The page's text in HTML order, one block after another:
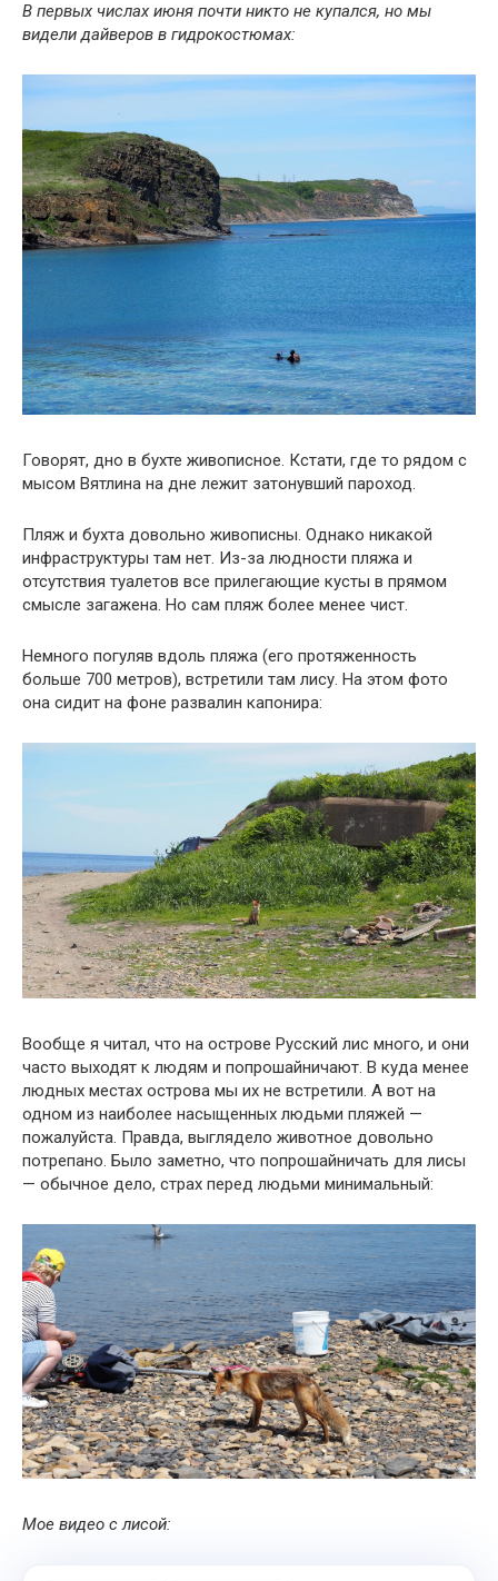
В первых числах июня почти никто не купался, но мы
видели дайверов в гидрокостюмах:
Говорят, дно в бухте живописное. Кстати, где то рядом с
мысом Вятлина на дне лежит затонувший пароход.
Пляж и бухта довольно живописны. Однако никакой
инфраструктуры там нет. Из-за людности пляжа и
отсутствия туалетов все прилегающие кусты в прямом
смысле загажена. Но сам пляж более менее чист.
Немного погуляв вдоль пляжа (его протяженность
больше 700 метров), встретили там лису. На этом фото
она сидит на фоне развалин капонира:
Вообще я читал, что на острове Русский лис много, и они
часто выходят к людям и попрошайничают. В куда менее
людных местах острова мы их не встретили. А вот на
одном из наиболее насыщенных людьми пляжей —
пожалуйста. Правда, выглядело животное довольно
потрепано. Было заметно, что попрошайничать для лисы
— обычное дело, страх перед людьми минимальный:
Мое видео с лисой: